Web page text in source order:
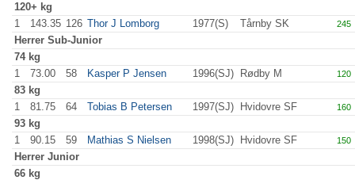
120+ kg
1
143.35 126 Thor J Lomborg 1977(S) Tårnby SK 245
Herrer Sub-Junior
74 kg
1
73.00 58 Kasper P Jensen 1996(SJ) Rødby M 120
83 kg
1
81.75 64 Tobias B Petersen 1997(SJ) Hvidovre SF 160
93 kg
1
90.15 59 Mathias S Nielsen 1998(SJ) Hvidovre SF 150
Herrer Junior
66 kg